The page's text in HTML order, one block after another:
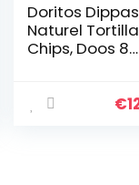
Doritos Dippas
Naturel Tortilla
Chips, Doos 8
€